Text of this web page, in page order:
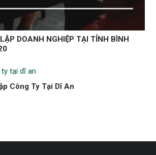
DOANH NGHIỆP TẠI TỈNH BÌNH
Công Ty Tại Dĩ An